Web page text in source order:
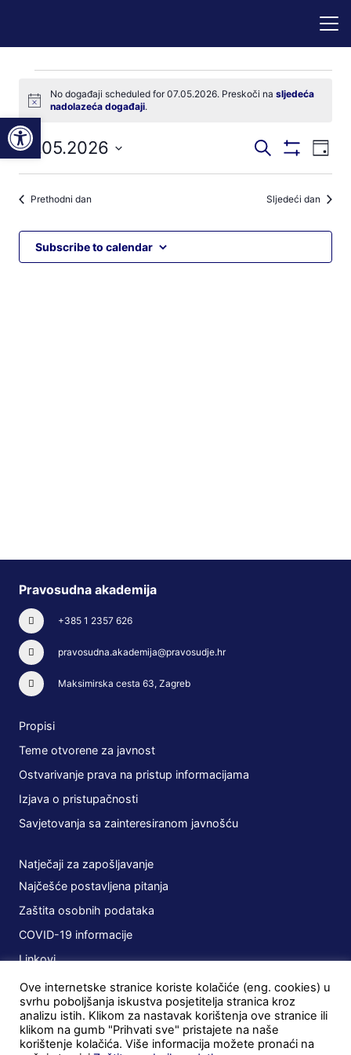
Događaji
for
07.05.2026
Notice
No događaji scheduled for 07.05.2026. Preskoči nasljedeća
nadolazeća događaji.
Događaji
pretraga
Pretraži
Filtere
Dan
07.05.2026
Odaberite
datum.
Prethodni dan Sljedeći dan
Subscribe to calendar
Pravosudna akademija
+385 1 2357 626
pravosudna.akademija@pravosudje.hr
Maksimirska cesta 63, Zagreb
Propisi
Teme otvorene za javnost
Ostvarivanje prava na pristup informacijama
Izjava o pristupačnosti
Savjetovanja sa zainteresiranom javnošću
Natječaji za zapošljavanje
Najčešće postavljena pitanja
Zaštita osobnih podataka
COVID-19 informacije
Linkovi
Planovi
Javna nabava
Ugovori
Ove internetske stranice koriste kolačiće (eng. cookies) u
svrhu poboljšanja iskustva posjetitelja stranica kroz
analizu istih. Klikom za nastavak korištenja ove stranice ili
klikom na gumb "Prihvati sve" pristajete na naše
korištenje kolačića. Više informacija možete pronaći na
Open toolbar